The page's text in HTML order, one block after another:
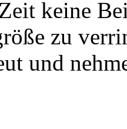
keine
zu
und